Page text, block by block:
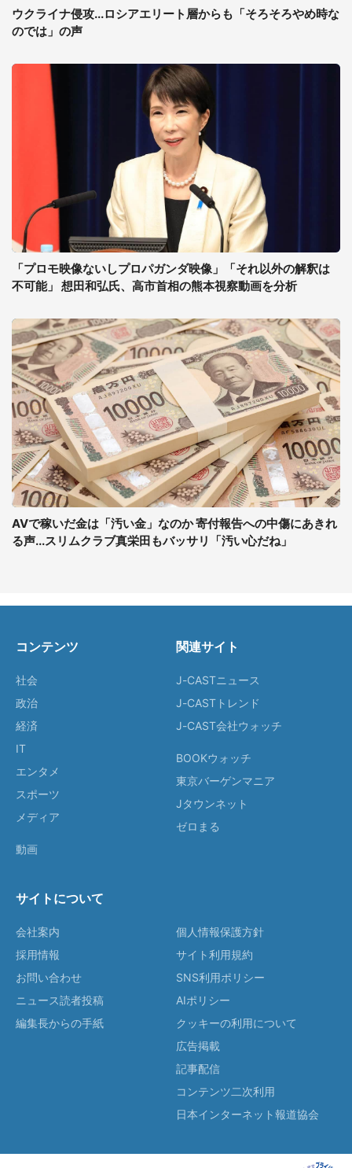
ウクライナ侵攻...ロシアエリート層からも「そろそろやめ時な
のでは」の声
「プロモ映像ないしプロパガンダ映像」「それ以外の解釈は
不可能」 想田和弘氏、高市首相の熊本視察動画を分析
AVで稼いだ金は「汚い金」なのか 寄付報告への中傷にあきれ
る声...スリムクラブ真栄田もバッサリ「汚い心だね」
コンテンツ
社会
政治
経済
IT
エンタメ
スポーツ
メディア
動画
関連サイト
J-CASTニュース
J-CASTトレンド
J-CAST会社ウォッチ
BOOKウォッチ
東京バーゲンマニア
Jタウンネット
ゼロまる
サイトについて
会社案内
採用情報
お問い合わせ
ニュース読者投稿
編集長からの手紙
個人情報保護方針
サイト利用規約
SNS利用ポリシー
AIポリシー
クッキーの利用について
広告掲載
記事配信
コンテンツ二次利用
日本インターネット報道協会